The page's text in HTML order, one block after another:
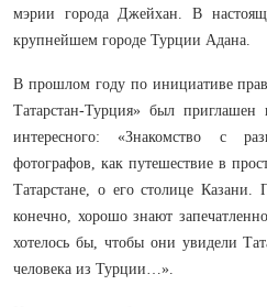
мэрии города Джейхан. В
крупнейшем городе Турции Адана.
В прошлом году по инициативе
Татарстан-Турция» был
интересного: «Знакомство с
фотографов, как путешествие в
Татарстане, о его столице
конечно, хорошо знают
хотелось бы, чтобы они увидели
человека из Турции…».